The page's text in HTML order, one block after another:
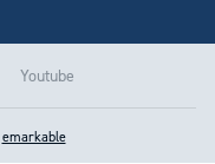
Youtube
emarkable